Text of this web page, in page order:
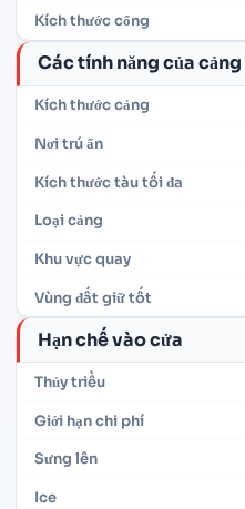
Kích thước cổng
Các tính năng của cảng
Kích thước cảng
Nơi trú ẩn
Kích thước tàu tối đa
Loại cảng
Khu vực quay
Vùng đất giữ tốt
Hạn chế vào cửa
Thủy triều
Giới hạn chi phí
Sưng lên
Ice